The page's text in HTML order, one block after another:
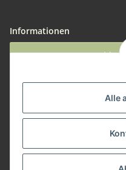
Alle
Informationen
Herstellerinformationen